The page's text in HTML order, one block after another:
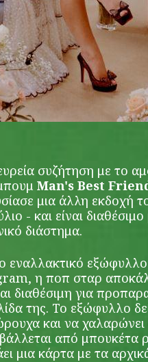
συζήτηση με το
Man's Best
μια άλλη εκδοχή
- και είναι
διάστημα.
εναλλακτικό
η ποπ σταρ
διαθέσιμη για
της. Το εξώφυλλο
και να
από μπουκέτα
μια κάρτα με τα